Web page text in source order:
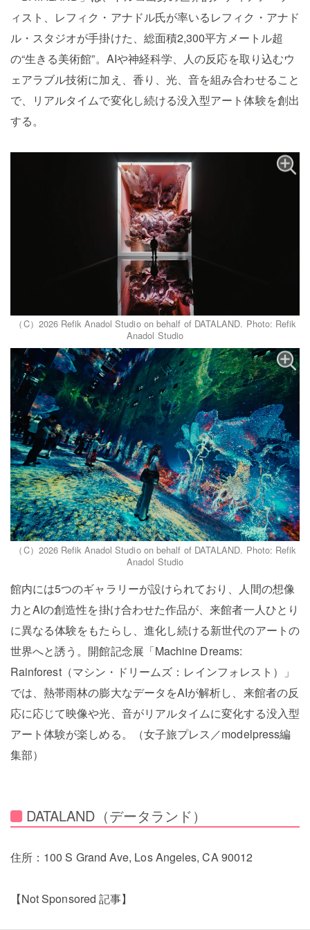
ィスト、レフィク・アナドル氏が率いるレフィク・アナド
ル・スタジオが手掛けた、総面積2,300平方メートル超
の“生きる美術館”。AIや神経科学、人の反応を取り込むウ
ェアラブル技術に加え、香り、光、音を組み合わせること
で、リアルタイムで変化し続ける没入型アート体験を創出
する。
（C）2026 Refik Anadol Studio on behalf of DATALAND. Photo: Refik
Anadol Studio
（C）2026 Refik Anadol Studio on behalf of DATALAND. Photo: Refik
Anadol Studio
館内には5つのギャラリーが設けられており、人間の想像
力とAIの創造性を掛け合わせた作品が、来館者一人ひとり
に異なる体験をもたらし、進化し続ける新世代のアートの
世界へと誘う。開館記念展「Machine Dreams:
Rainforest（マシン・ドリームズ：レインフォレスト）」
では、熱帯雨林の膨大なデータをAIが解析し、来館者の反
応に応じて映像や光、音がリアルタイムに変化する没入型
アート体験が楽しめる。（女子旅プレス／modelpress編
集部）
DATALAND（データランド）
住所：100 S Grand Ave, Los Angeles, CA 90012
【Not Sponsored 記事】